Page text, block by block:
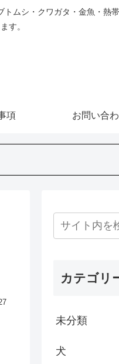
ムシ・クワガタ・金魚・熱
す。
項 お問い合
カテゴリ
未分類
犬